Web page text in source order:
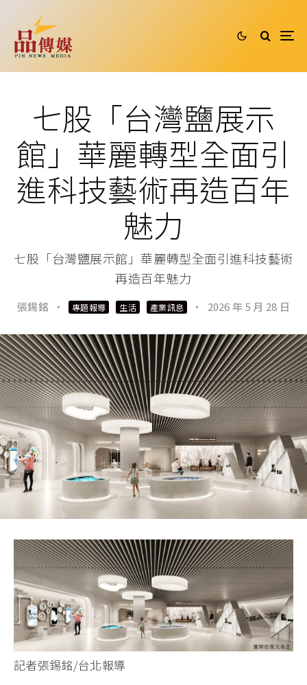
七股「台灣鹽展示
館」華麗轉型全面引
進科技藝術再造百年
魅力
七股「台灣鹽展示館」華麗轉型全面引進科技藝術
再造百年魅力
張錫銘 · 專題報導 生活 產業訊息 · 2026 年 5 月 28 日
記者張錫銘/台北報導